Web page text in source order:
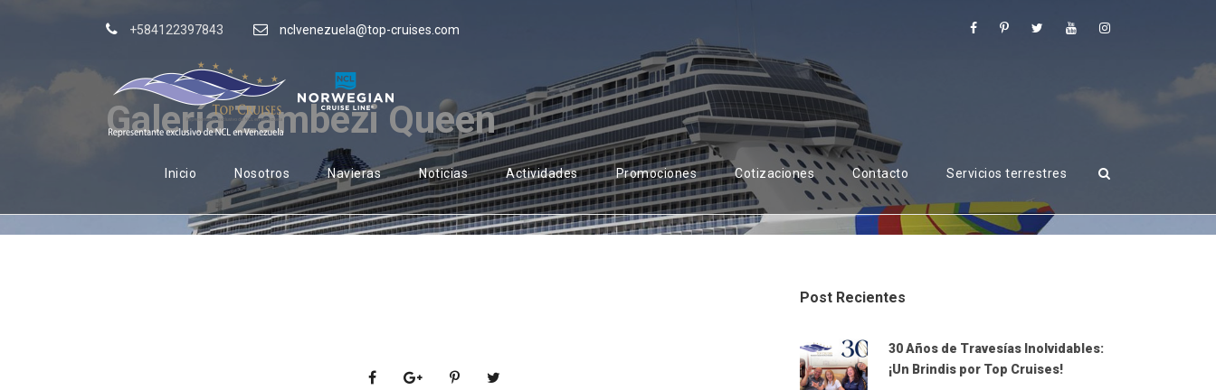
+584122397843 nclvenezuela@top-cruises.com
Inicio Nosotros Navieras Noticias Actividades Promociones Cotizaciones Contacto Servicios terrestres
Galería Zambezi Queen
Post Recientes
30 Años de Travesías Inolvidables:
¡Un Brindis por Top Cruises!